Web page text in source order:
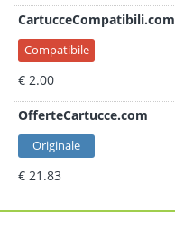
CartucceCompatibili.com
Compatibile
€ 2.00
OfferteCartucce.com
Originale
€ 21.83